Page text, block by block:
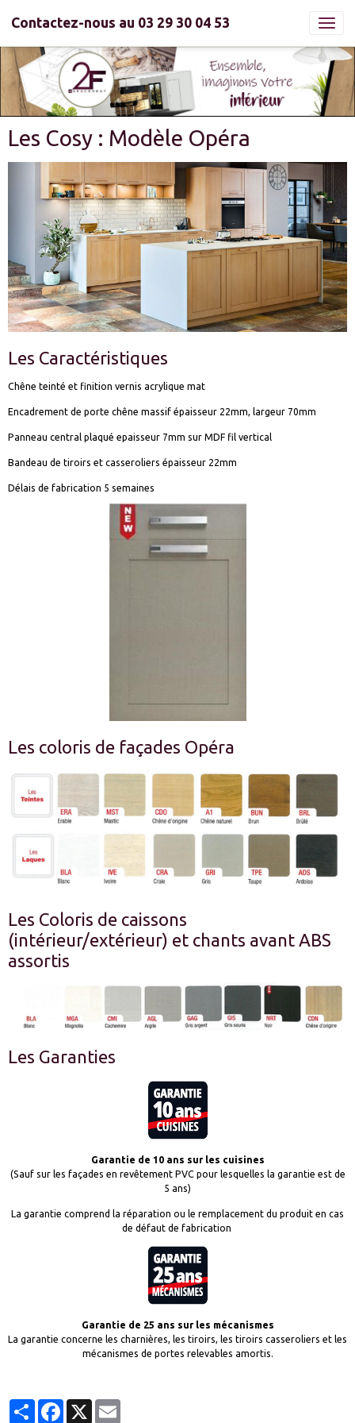
Contactez-nous au 03 29 30 04 53
Les Cosy : Modèle Opéra
Les Caractéristiques
Chêne teinté et finition vernis acrylique mat
Encadrement de porte chêne massif épaisseur 22mm, largeur 70mm
Panneau central plaqué epaisseur 7mm sur MDF fil vertical
Bandeau de tiroirs et casseroliers épaisseur 22mm
Délais de fabrication 5 semaines
Les coloris de façades Opéra
Les Coloris de caissons
(intérieur/extérieur) et chants avant ABS
assortis
Les Garanties
Garantie de 10 ans sur les cuisines
(Sauf sur les façades en revêtement PVC pour lesquelles la garantie est de
5 ans)
La garantie comprend la réparation ou le remplacement du produit en cas
de défaut de fabrication
Garantie de 25 ans sur les mécanismes
La garantie concerne les charnières, les tiroirs, les tiroirs casseroliers et les
mécanismes de portes relevables amortis.
PartagerFacebook
X